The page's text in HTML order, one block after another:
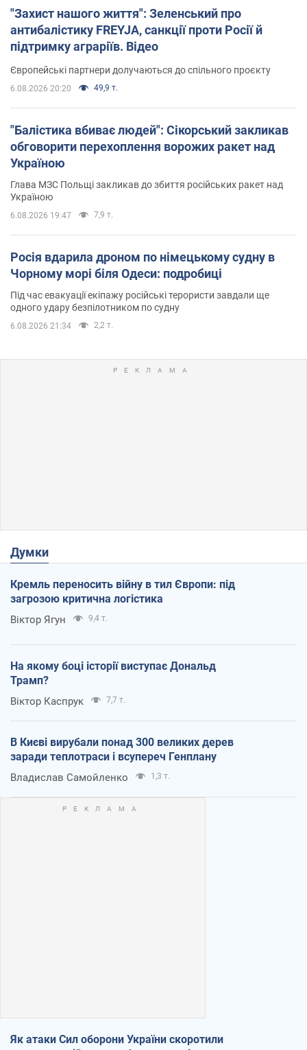
"Захист нашого життя": Зеленський про
антибалістику FREYJA, санкції проти Росії й
підтримку аграріїв. Відео
Європейські партнери долучаються до спільного проєкту
6.08.2026 20:20 49,9 т.
"Балістика вбиває людей": Сікорський закликав
обговорити перехоплення ворожих ракет над
Україною
Глава МЗС Польщі закликав до збиття російських ракет над
Україною
6.08.2026 19:47 7,9 т.
Росія вдарила дроном по німецькому судну в
Чорному морі біля Одеси: подробиці
Під час евакуації екіпажу російські терористи завдали ще
одного удару безпілотником по судну
6.08.2026 21:34 2,2 т.
Думки
Кремль переносить війну в тил Європи: під
загрозою критична логістика
Віктор Ягун 9,4 т.
На якому боці історії виступає Дональд
Трамп?
Віктор Каспрук 7,7 т.
В Києві вирубали понад 300 великих дерев
заради теплотраси і всупереч Генплану
Владислав Самойленко 1,3 т.
Як атаки Сил оборони України скоротили